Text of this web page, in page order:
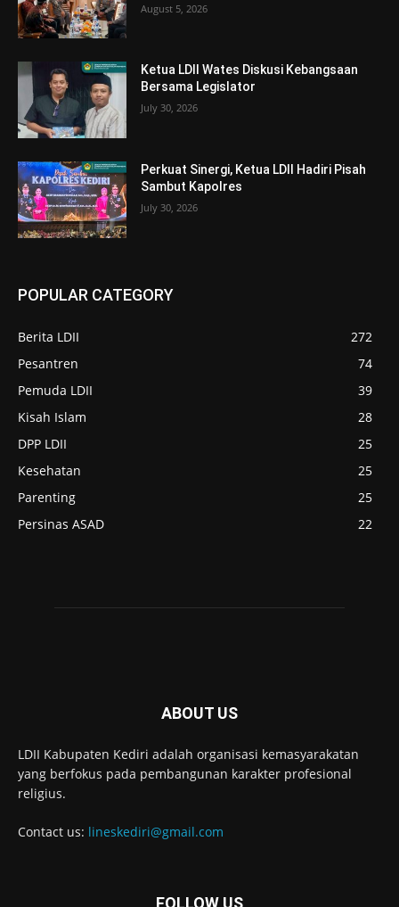
August 5, 2026
Ketua LDII Wates Diskusi Kebangsaan
Bersama Legislator
July 30, 2026
Perkuat Sinergi, Ketua LDII Hadiri Pisah
Sambut Kapolres
July 30, 2026
POPULAR CATEGORY
Berita LDII
272
Pesantren
74
Pemuda LDII
39
Kisah Islam
28
DPP LDII
25
Kesehatan
25
Parenting
25
Persinas ASAD
22
ABOUT US
LDII Kabupaten Kediri adalah organisasi kemasyarakatan
yang berfokus pada pembangunan karakter profesional
religius.
Contact us: lineskediri@gmail.com
FOLLOW US